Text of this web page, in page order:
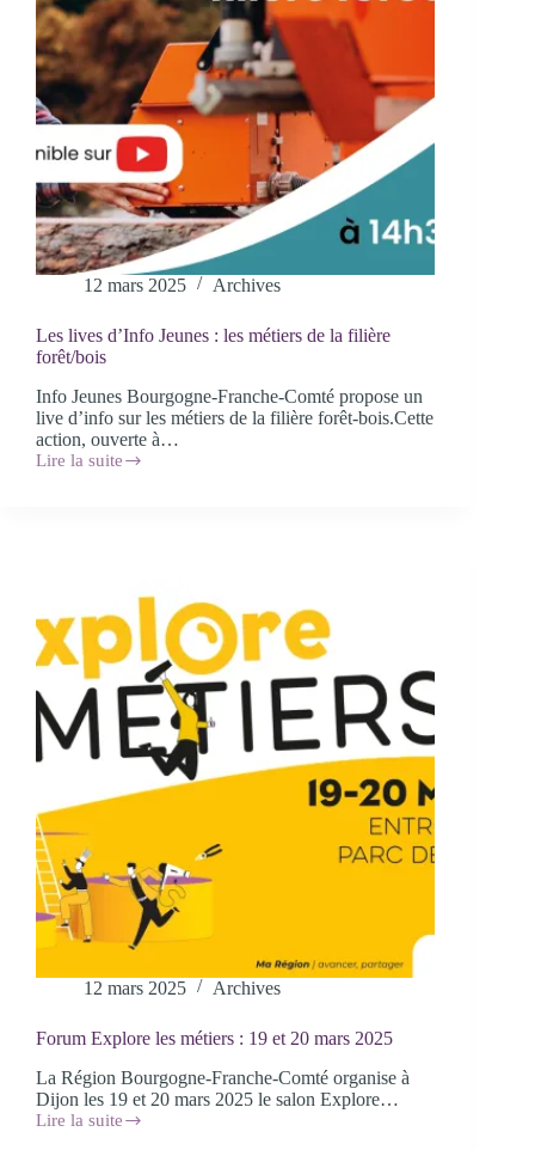
12 mars 2025 Archives
Les lives d’Info Jeunes : les métiers de la filière
forêt/bois
Info Jeunes Bourgogne-Franche-Comté propose un
live d’info sur les métiers de la filière forêt-bois.Cette
action, ouverte à…
Lire la suite
Les
la
filière
forêt/bois
12 mars 2025 Archives
Forum Explore les métiers : 19 et 20 mars 2025
La Région Bourgogne-Franche-Comté organise à
Dijon les 19 et 20 mars 2025 le salon Explore…
Lire la suite
Forum